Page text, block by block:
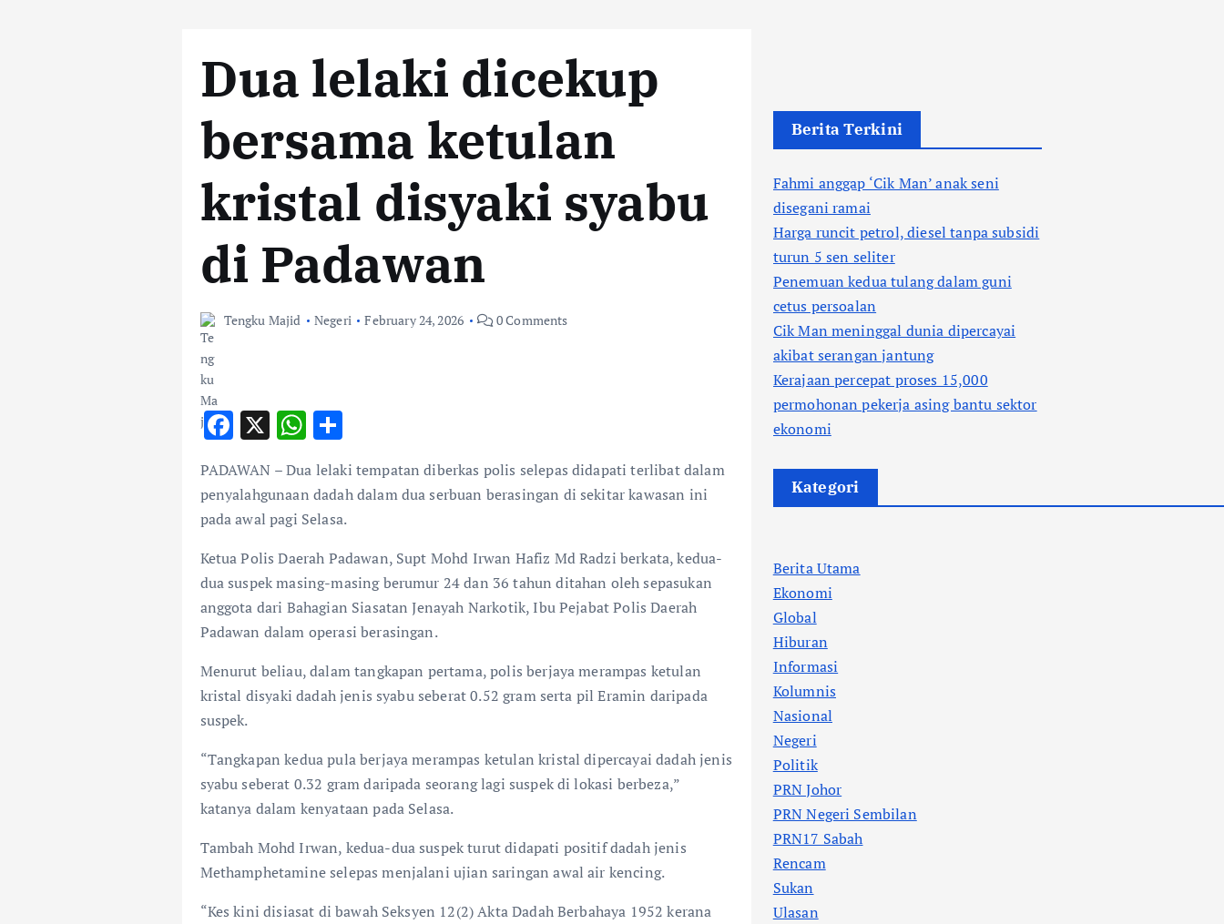
Dua lelaki dicekup
bersama ketulan
kristal disyaki syabu
di Padawan
Tengku Majid Negeri February 24, 2026 0 Comments
F
e
b
o
k
X W
h
at
s
p
p
S
h
ar
e
PADAWAN – Dua lelaki tempatan diberkas polis selepas didapati terlibat dalam
penyalahgunaan dadah dalam dua serbuan berasingan di sekitar kawasan ini
pada awal pagi Selasa.
Ketua Polis Daerah Padawan, Supt Mohd Irwan Hafiz Md Radzi berkata, kedua-
dua suspek masing-masing berumur 24 dan 36 tahun ditahan oleh sepasukan
anggota dari Bahagian Siasatan Jenayah Narkotik, Ibu Pejabat Polis Daerah
Padawan dalam operasi berasingan.
Menurut beliau, dalam tangkapan pertama, polis berjaya merampas ketulan
kristal disyaki dadah jenis syabu seberat 0.52 gram serta pil Eramin daripada
suspek.
“Tangkapan kedua pula berjaya merampas ketulan kristal dipercayai dadah jenis
syabu seberat 0.32 gram daripada seorang lagi suspek di lokasi berbeza,”
katanya dalam kenyataan pada Selasa.
Tambah Mohd Irwan, kedua-dua suspek turut didapati positif dadah jenis
Methamphetamine selepas menjalani ujian saringan awal air kencing.
“Kes kini disiasat di bawah Seksyen 12(2) Akta Dadah Berbahaya 1952 kerana
Berita Terkini
Fahmi anggap ‘Cik Man’ anak seni
disegani ramai
Harga runcit petrol, diesel tanpa subsidi
turun 5 sen seliter
Penemuan kedua tulang dalam guni
cetus persoalan
Cik Man meninggal dunia dipercayai
akibat serangan jantung
Kerajaan percepat proses 15,000
permohonan pekerja asing bantu sektor
ekonomi
Kategori
Berita Utama
Ekonomi
Global
Hiburan
Informasi
Kolumnis
Nasional
Negeri
Politik
PRN Johor
PRN Negeri Sembilan
PRN17 Sabah
Rencam
Sukan
Ulasan